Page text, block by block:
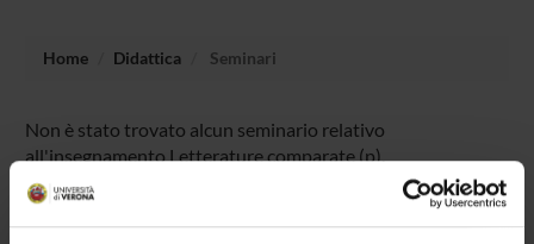
Home Didattica Seminari
Non è stato trovato alcun seminario relativo
all'insegnamento Letterature comparate (p).